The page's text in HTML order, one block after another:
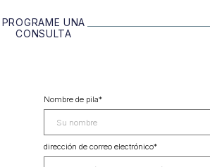
PROGRAME UNA
CONSULTA
Nombre de pila*
dirección de correo electrónico*